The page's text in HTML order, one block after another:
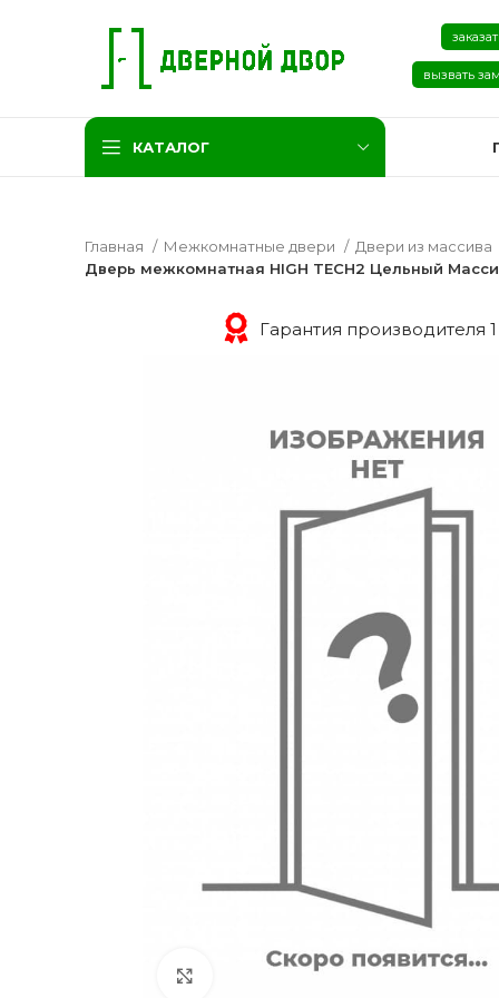
вызвать
КАТАЛОГ
180
Главная Межкомнатные двери Двери из массива
Дверь межкомнатная HIGH TECH2 Цельный
Гарантия производителя
Нажмите, чтобы увеличить